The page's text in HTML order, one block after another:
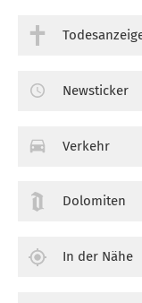
Newsticker
Verkehr
Dolomiten
In der Nähe